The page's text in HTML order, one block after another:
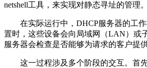
netshell工具，来实现对静态寻址的管理
在实际运行中，DHCP服务器的工
置时，这些设备会向局域网（LAN）或
服务器会检查是否能够为请求的客户提
这一过程涉及多个阶段的交互。首